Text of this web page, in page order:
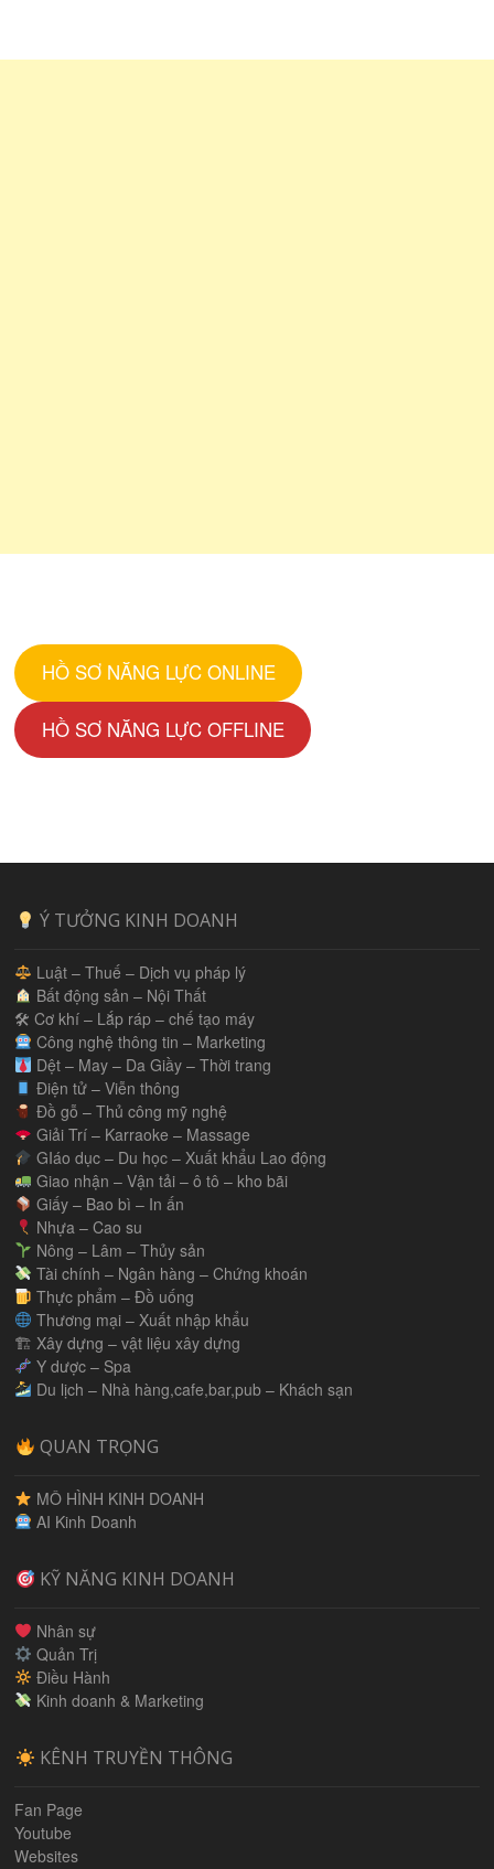
HỒ SƠ NĂNG LỰC ONLINE
HỒ SƠ NĂNG LỰC OFFLINE
Ý TƯỞNG KINH DOANH
Luật – Thuế – Dịch vụ pháp lý
Bất động sản – Nội Thất
🛠 Cơ khí – Lắp ráp – chế tạo máy
Công nghệ thông tin – Marketing
Dệt – May – Da Giầy – Thời trang
Điện tử – Viễn thông
Đồ gỗ – Thủ công mỹ nghệ
Giải Trí – Karraoke – Massage
GIáo dục – Du học – Xuất khẩu Lao động
Giao nhận – Vận tải – ô tô – kho bãi
Giấy – Bao bì – In ấn
Nhựa – Cao su
Nông – Lâm – Thủy sản
Tài chính – Ngân hàng – Chứng khoán
Thực phẩm – Đồ uống
Thương mại – Xuất nhập khẩu
🏗 Xây dựng – vật liệu xây dựng
Y dược – Spa
Du lịch – Nhà hàng,cafe,bar,pub – Khách sạn
QUAN TRỌNG
MÔ HÌNH KINH DOANH
AI Kinh Doanh
KỸ NĂNG KINH DOANH
Nhân sự
Quản Trị
Điều Hành
Kinh doanh & Marketing
KÊNH TRUYỀN THÔNG
Fan Page
Youtube
Websites